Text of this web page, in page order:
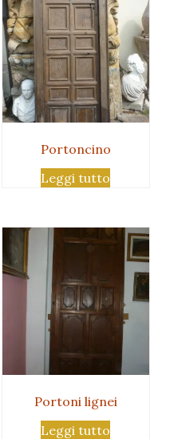
Portoncino
Leggi tutto
Portoni lignei
Leggi tutto